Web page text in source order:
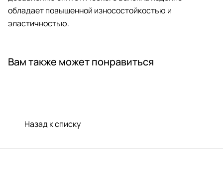
обладает повышенной износостойкостью и
эластичностью.
Вам также может понравиться
Назад к списку